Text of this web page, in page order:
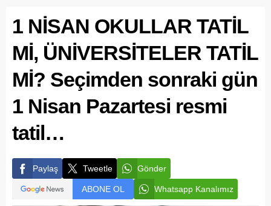
1 NİSAN OKULLAR TATİL
Mİ, ÜNİVERSİTELER TATİL
Mİ? Seçimden sonraki gün
1 Nisan Pazartesi resmi
tatil…
Paylaş Tweetle Gönder
ABONE OL Whatsapp Kanalımız